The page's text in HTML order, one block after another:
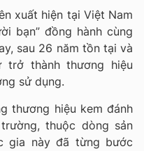
xuất hiện tại Việt Nam
bạn” đồng hành cùng
sau 26 năm tồn tại và
trở thành thương hiệu
sử dụng.
thương hiệu kem đánh
thuộc dòng sản
gia này đã từng bước